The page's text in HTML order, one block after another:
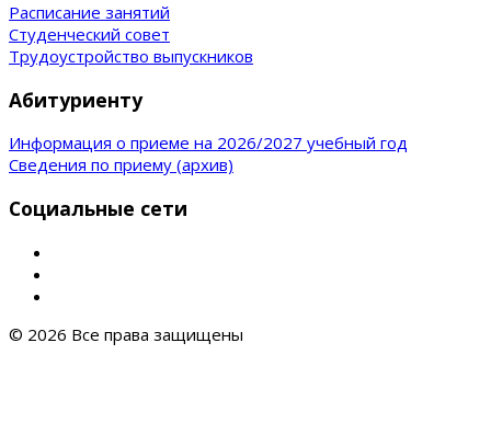
Расписание занятий
Студенческий совет
Трудоустройство выпускников
Абитуриенту
Информация о приеме на 2026/2027 учебный год
Сведения по приему (архив)
Социальные сети
© 2026 Все права защищены